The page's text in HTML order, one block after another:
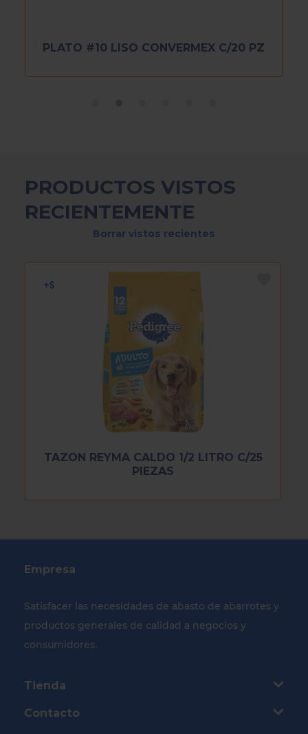
PLATO #10 LISO CONVERMEX C/20 PZ
PRODUCTOS VISTOS
RECIENTEMENTE
Borrar vistos recientes
TAZON REYMA CALDO 1/2 LITRO C/25
PIEZAS
Empresa
Satisfacer las necesidades de abasto de abarrotes y
productos generales de calidad a negocios y
consumidores.
Tienda
Contacto